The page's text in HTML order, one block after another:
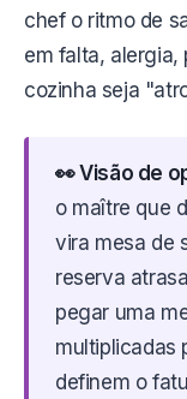
chef o ritmo de
em falta, alergia,
cozinha seja
👀 Visão de
o maître que
vira mesa de
reserva
pegar uma
multiplicadas
definem o